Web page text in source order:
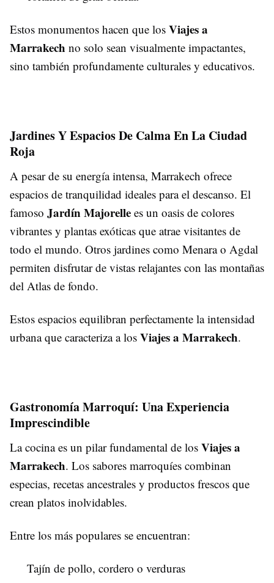
Estos monumentos hacen que los Viajes a
Marrakech no solo sean visualmente impactantes,
sino también profundamente culturales y educativos.
Jardines Y Espacios De Calma En La Ciudad
Roja
A pesar de su energía intensa, Marrakech ofrece
espacios de tranquilidad ideales para el descanso. El
famoso Jardín Majorelle es un oasis de colores
vibrantes y plantas exóticas que atrae visitantes de
todo el mundo. Otros jardines como Menara o Agdal
permiten disfrutar de vistas relajantes con las montañas
del Atlas de fondo.
Estos espacios equilibran perfectamente la intensidad
urbana que caracteriza a los Viajes a Marrakech.
Gastronomía Marroquí: Una Experiencia
Imprescindible
La cocina es un pilar fundamental de los Viajes a
Marrakech. Los sabores marroquíes combinan
especias, recetas ancestrales y productos frescos que
crean platos inolvidables.
Entre los más populares se encuentran:
Tajín de pollo, cordero o verduras